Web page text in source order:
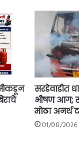
सरडेवाडीत
भीषण आग;
मोठा अनर्थ
01/08/2026